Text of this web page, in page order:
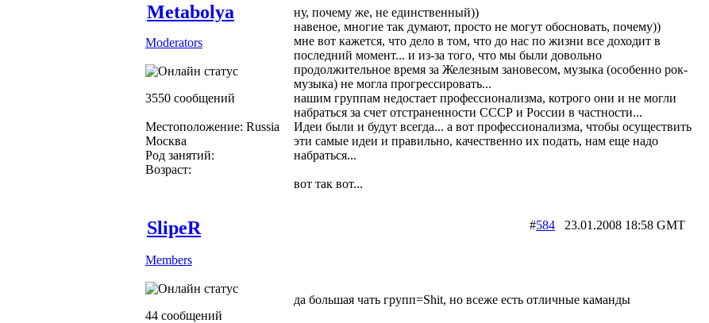
Metabolya
Moderators
3550 сообщений
Местоположение: Russia
Москва
Род занятий:
Возраст:
ну, почему же, не единственный))
навеное, многие так думают, просто не могут обосновать, почему))
мне вот кажется, что дело в том, что до нас по жизни все доходит в
последний момент... и из-за того, что мы были довольно
продолжительное время за Железным зановесом, музыка (особенно рок-
музыка) не могла прогрессировать...
нашим группам недостает профессионализма, котрого они и не могли
набраться за счет отстраненности СССР и России в частности...
Идеи были и будут всегда... а вот профессионализма, чтобы осуществить
эти самые идеи и правильно, качественно их подать, нам еще надо
набраться...
вот так вот...
SlipeR
Members
44 сообщений
#584 23.01.2008 18:58 GMT
да большая чать групп=Shit, но всеже есть отличные каманды